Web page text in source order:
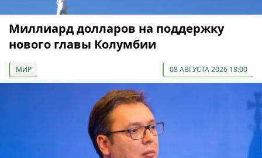
Миллиард долларов на поддержку
нового главы Колумбии
МИР 08 АВГУСТА 2026 18:00